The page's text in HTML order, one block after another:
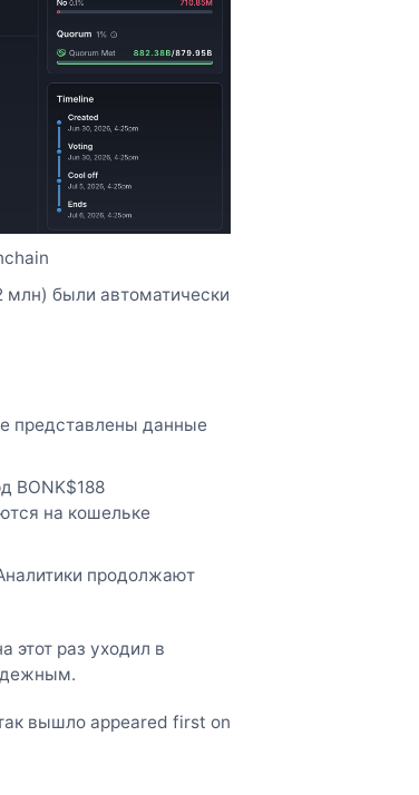
млн) были автоматически
представлены данные
BONK$188
на кошельке
продолжают
этот раз уходил в
вышло appeared first on